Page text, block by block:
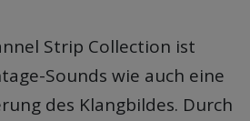
Strip Collection ist
Sounds wie auch eine
des Klangbildes. Durch